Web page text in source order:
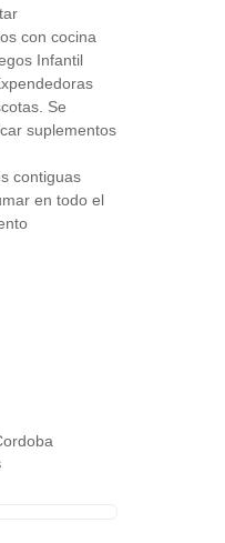
con cocina
Infantil
Se
suplementos
contiguas
en todo el